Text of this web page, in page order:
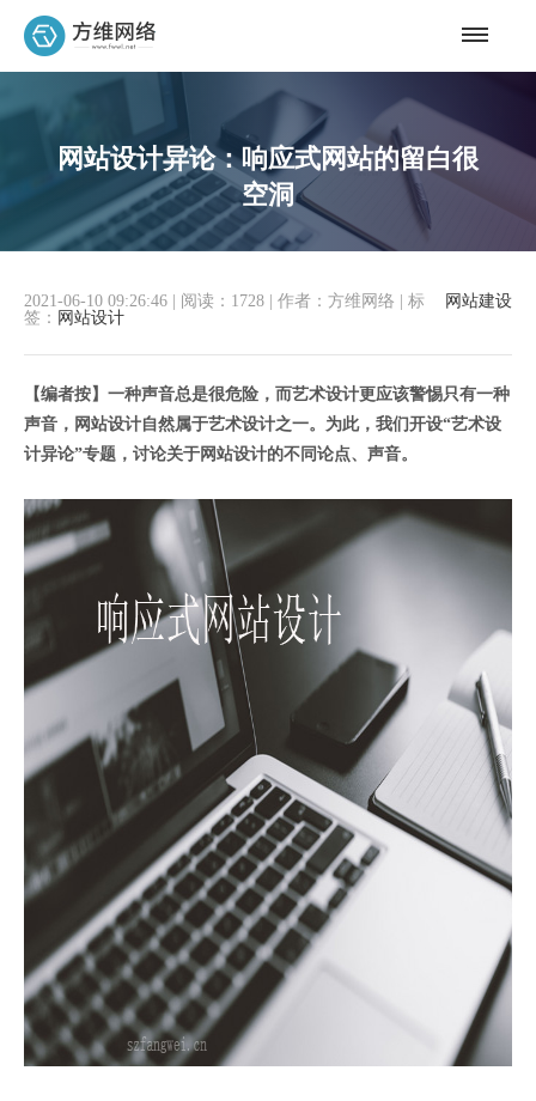
网站设计异论：响应式网站的留白很
空洞
网站建设
2021-06-10 09:26:46 阅读：1728 作者：方维网络
标
签： 网站设计
【编者按】一种声音总是很危险，而艺术设计更应该警惕只有一种
声音，网站设计自然属于艺术设计之一。为此，我们开设“艺术设
计异论”专题，讨论关于网站设计的不同论点、声音。